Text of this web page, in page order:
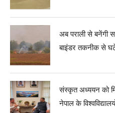
अब पराली से बनेंगी
बाइंडर तकनीक से
संस्कृत अध्ययन को
नेपाल के